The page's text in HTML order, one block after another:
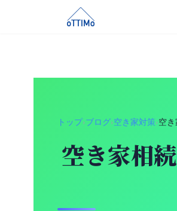
トップ›ブログ›空き家対策›空
空き家相